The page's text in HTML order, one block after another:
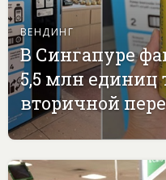
ВЕНДИНГ
В Сингапуре
5,5 млн единиц
вторичной